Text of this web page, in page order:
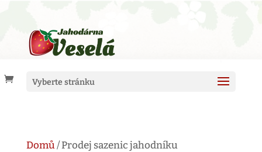
Vyberte stránku
Domů/ Prodej sazenic jahodníku